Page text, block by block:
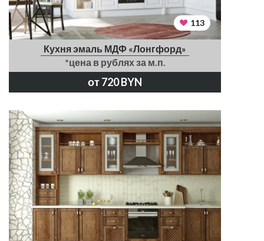
113
Кухня эмаль МДФ «Лонгфорд»
*цена в рублях за м.п.
от 720 BYN